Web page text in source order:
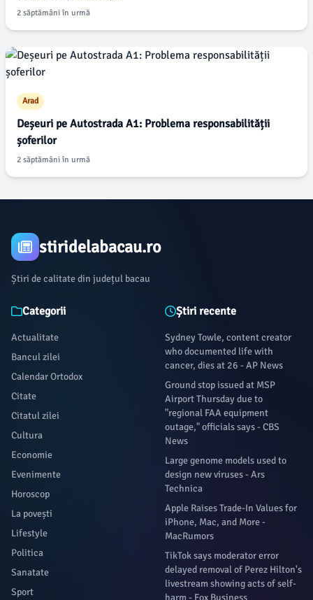
2 săptămâni în urmă
Arad
Deșeuri pe Autostrada A1: Problema responsabilității
șoferilor
2 săptămâni în urmă
stiridelabacau.ro
Știri de calitate din județul bacau
Categorii
Actualitate
Bancul zilei
Calendar Ortodox
Citate
Citatul zilei
Cultura
Economie
Evenimente
Horoscop
La povești
Lifestyle
Politica
Sanatate
Sport
Știri recente
Sydney Towle, content creator
who documented life with
cancer, dies at 26 - AP News
Ground stop issued at MSP
Airport Thursday due to
"regional FAA equipment
outage," officials says - CBS
News
Large genome models used to
design new viruses - Ars
Technica
Apple Raises Trade-In Values for
iPhone, Mac, and More -
MacRumors
TikTok says moderator error
delayed removal of Perez Hilton's
livestream showing acts of self-
harm - Fox Business